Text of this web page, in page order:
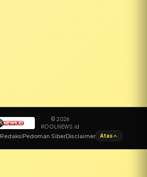
© 2026
ROOLNEWS.id
RedaksiPedoman SiberDisclaimer Atas